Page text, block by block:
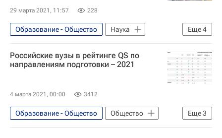
Донецкая Народная Республика
Луганская Народная Республика
Госдума РФ
Образование
Общество
29 марта 2021, 11:57 228
Еще4
Образование - Общество
Наука
Дмитрий Песков
Навигатор абитуриента
Российские вузы в рейтинге QS по
направлениям подготовки – 2021
4 марта 2021, 00:00 3412
Еще3
Образование - Общество
Общество
QS
Навигатор абитуриента